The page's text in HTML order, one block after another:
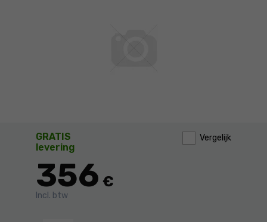
GRATIS
levering
Vergelijk
356 €
Incl. btw